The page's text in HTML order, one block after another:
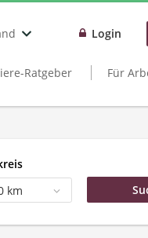
Login
Ratgeber Für
km